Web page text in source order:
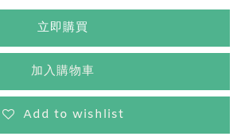
立即購買
加入購物車
Add to wishlist